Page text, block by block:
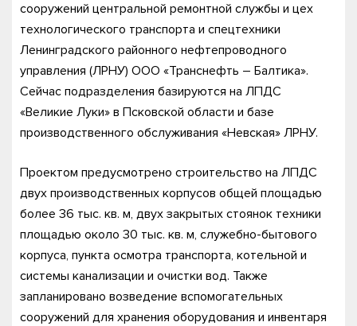
сооружений центральной ремонтной службы и цех
технологического транспорта и спецтехники
Ленинградского районного нефтепроводного
управления (ЛРНУ) ООО «Транснефть – Балтика».
Сейчас подразделения базируются на ЛПДС
«Великие Луки» в Псковской области и базе
производственного обслуживания «Невская» ЛРНУ.
Проектом предусмотрено строительство на ЛПДС
двух производственных корпусов общей площадью
более 36 тыс. кв. м, двух закрытых стоянок техники
площадью около 30 тыс. кв. м, служебно-бытового
корпуса, пункта осмотра транспорта, котельной и
системы канализации и очистки вод. Также
запланировано возведение вспомогательных
сооружений для хранения оборудования и инвентаря